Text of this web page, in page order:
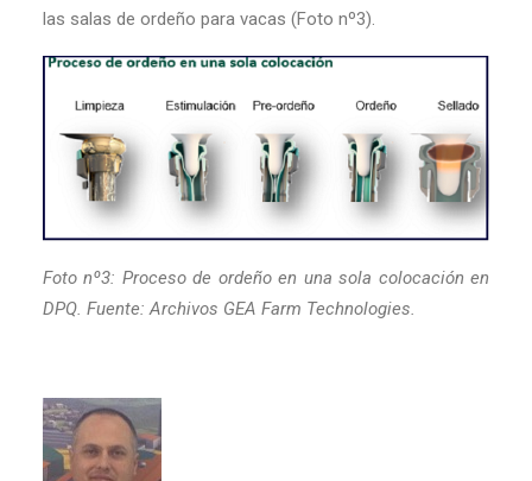
las salas de ordeño para vacas (Foto nº3).
Foto nº3: Proceso de ordeño en una sola colocación en
DPQ. Fuente: Archivos GEA Farm Technologies.